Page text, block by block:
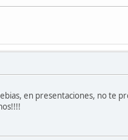
en presentaciones, no te